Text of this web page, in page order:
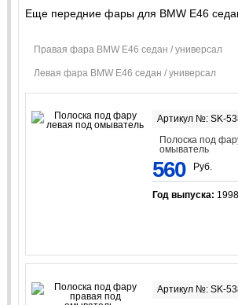
Еще передние фары для BMW E46
Правая фара BMW E46 седан / универсал
Левая фара BMW E46 седан / универсал
Артикул №: SK-
Полоска под
омыватель
560 Руб.
Год выпуска:
Артикул №: SK-